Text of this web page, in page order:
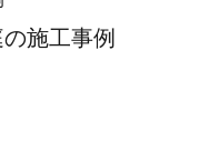
施工事例